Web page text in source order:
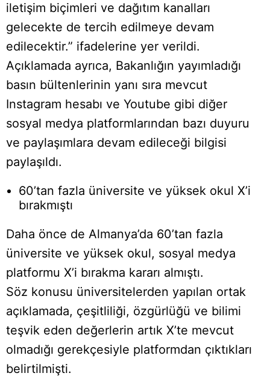
iletişim biçimleri ve dağıtım kanalları
gelecekte de tercih edilmeye devam
edilecektir.” ifadelerine yer verildi.
Açıklamada ayrıca, Bakanlığın yayımladığı
basın bültenlerinin yanı sıra mevcut
Instagram hesabı ve Youtube gibi diğer
sosyal medya platformlarından bazı duyuru
ve paylaşımlara devam edileceği bilgisi
paylaşıldı.
60’tan fazla üniversite ve yüksek okul X’i
bırakmıştı
Daha önce de Almanya’da 60’tan fazla
üniversite ve yüksek okul, sosyal medya
platformu X’i bırakma kararı almıştı.
Söz konusu üniversitelerden yapılan ortak
açıklamada, çeşitliliği, özgürlüğü ve bilimi
teşvik eden değerlerin artık X’te mevcut
olmadığı gerekçesiyle platformdan çıktıkları
belirtilmişti.